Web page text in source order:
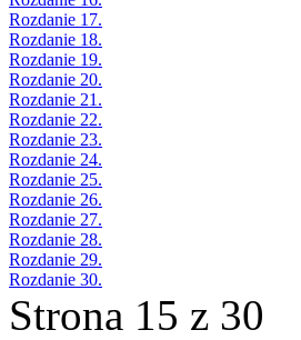
Rozdanie 17.
Rozdanie 18.
Rozdanie 19.
Rozdanie 20.
Rozdanie 21.
Rozdanie 22.
Rozdanie 23.
Rozdanie 24.
Rozdanie 25.
Rozdanie 26.
Rozdanie 27.
Rozdanie 28.
Rozdanie 29.
Rozdanie 30.
Strona 15 z 30